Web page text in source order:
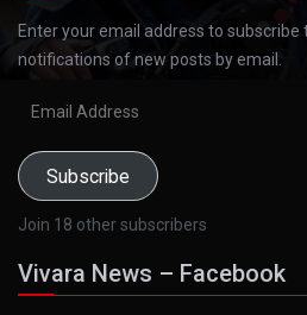
Enter your email address to subscribe
notifications of new posts by email.
Subscribe
Join 18 other subscribers
Vivara News – Facebook